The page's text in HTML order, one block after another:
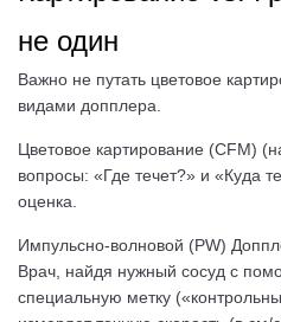
не один
Важно не путать цветовое
видами допплера.
Цветовое картирование (CFM)
вопросы: «Где течет?» и «Куда
оценка.
Импульсно-волновой (PW)
Врач, найдя нужный сосуд с
специальную метку